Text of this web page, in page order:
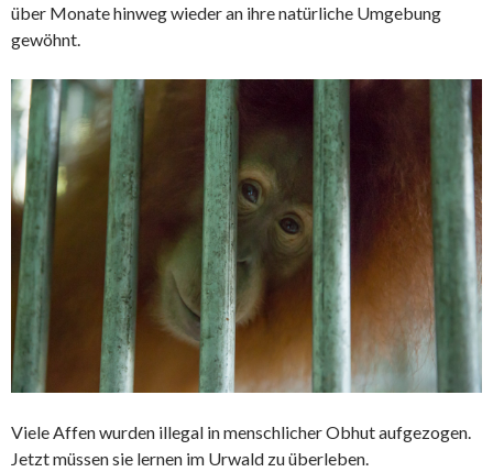
über Monate hinweg wieder an ihre natürliche Umgebung
gewöhnt.
Viele Affen wurden illegal in menschlicher Obhut aufgezogen.
Jetzt müssen sie lernen im Urwald zu überleben.